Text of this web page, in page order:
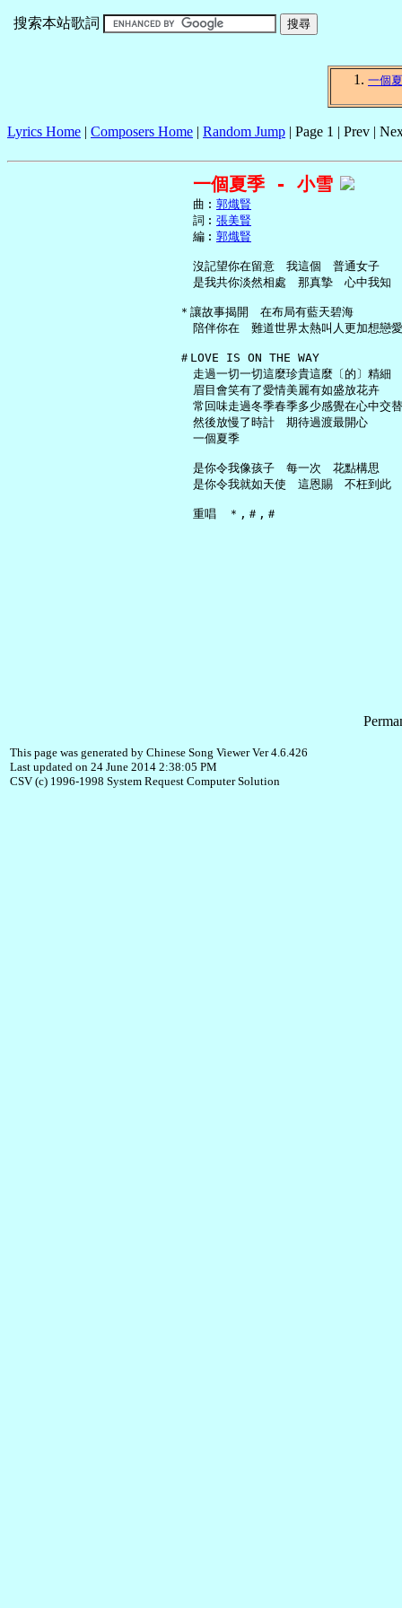
搜索本站歌詞
一個
Lyrics Home | Composers Home | Random Jump | Page 1 | Prev |
一個夏季 - 小雪
     曲︰
郭熾賢
     詞︰
張美賢
     編︰
郭熾賢
     沒記望你在留意　我這個　普通女子
     是我共你淡然相處　那真摯　心中我知
   ＊讓故事揭開　在布局有藍天碧海
     陪伴你在　難道世界太熱叫人更加想戀愛
   ＃LOVE IS ON THE WAY
     走過一切一切這麼珍貴這麼〔的〕精細
     眉目會笑有了愛情美麗有如盛放花卉
     常回味走過冬季春季多少感覺在心中交替
     然後放慢了時計　期待過渡最開心
     一個夏季
     是你令我像孩子　每一次　花點構思
     是你令我就如天使　這恩賜　不枉到此
This page was generated by Chinese Song Viewer Ver 4.6.426
Last updated on 24 June 2014 2:38:05 PM
CSV (c) 1996-1998 System Request Computer Solution